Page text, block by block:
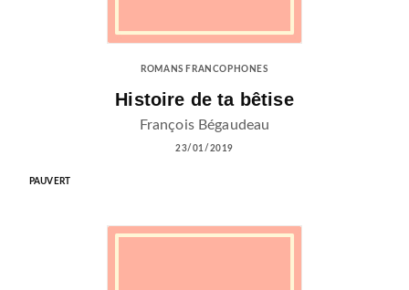
ROMANS FRANCOPHONES
Histoire de ta bêtise
François Bégaudeau
23/01/2019
PAUVERT